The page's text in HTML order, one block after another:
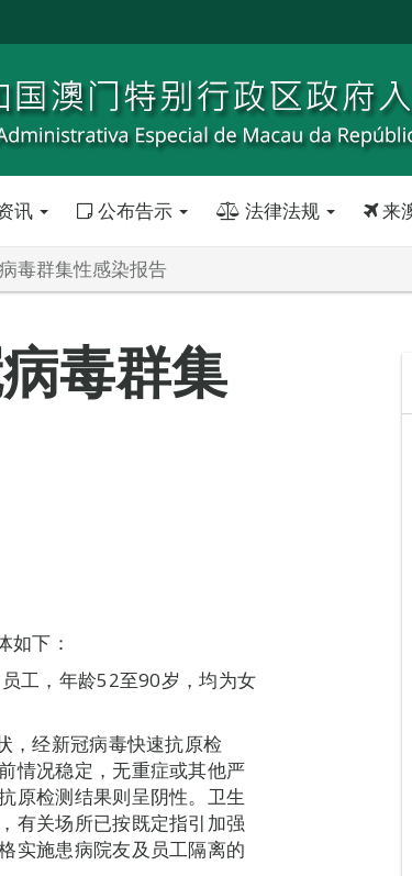
讯 公布告示 法律法规 来
毒群集性感染报告
毒群集
如下：
工，年龄52至90岁，均为女
，经新冠病毒快速抗原检
情况稳定，无重症或其他严
原检测结果则呈阴性。卫生
有关场所已按既定指引加强
实施患病院友及员工隔离的